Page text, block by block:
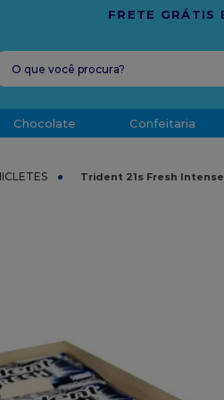
PARA O ESPÍRITO SANTO
que você procura?
Chocolate Confeitaria
Trident 21s Fresh Intense
vela
9º
caixa kraft